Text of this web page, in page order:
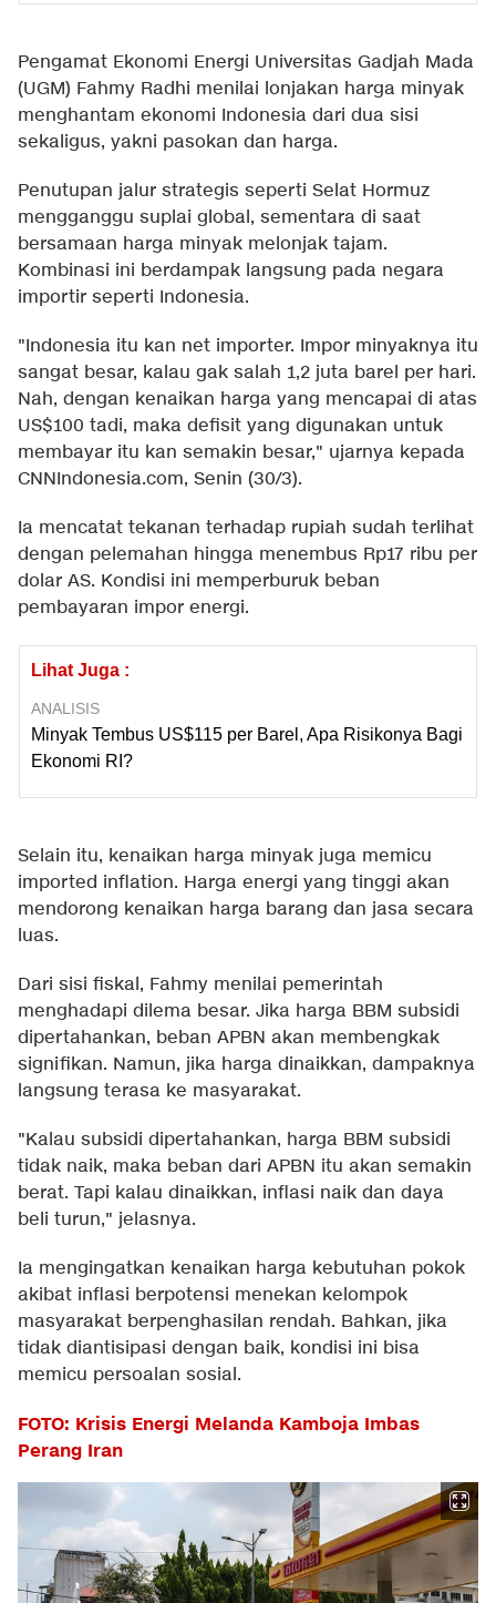
Pengamat Ekonomi Energi Universitas Gadjah Mada
(UGM) Fahmy Radhi menilai lonjakan harga minyak
menghantam ekonomi Indonesia dari dua sisi
sekaligus, yakni pasokan dan harga.
Penutupan jalur strategis seperti Selat Hormuz
mengganggu suplai global, sementara di saat
bersamaan harga minyak melonjak tajam.
Kombinasi ini berdampak langsung pada negara
importir seperti Indonesia.
"Indonesia itu kan net importer. Impor minyaknya itu
sangat besar, kalau gak salah 1,2 juta barel per hari.
Nah, dengan kenaikan harga yang mencapai di atas
US$100 tadi, maka defisit yang digunakan untuk
membayar itu kan semakin besar," ujarnya kepada
CNNIndonesia.com, Senin (30/3).
Ia mencatat tekanan terhadap rupiah sudah terlihat
dengan pelemahan hingga menembus Rp17 ribu per
dolar AS. Kondisi ini memperburuk beban
pembayaran impor energi.
Lihat Juga :
ANALISIS
Minyak Tembus US$115 per Barel, Apa Risikonya Bagi
Ekonomi RI?
Selain itu, kenaikan harga minyak juga memicu
imported inflation. Harga energi yang tinggi akan
mendorong kenaikan harga barang dan jasa secara
luas.
Dari sisi fiskal, Fahmy menilai pemerintah
menghadapi dilema besar. Jika harga BBM subsidi
dipertahankan, beban APBN akan membengkak
signifikan. Namun, jika harga dinaikkan, dampaknya
langsung terasa ke masyarakat.
"Kalau subsidi dipertahankan, harga BBM subsidi
tidak naik, maka beban dari APBN itu akan semakin
berat. Tapi kalau dinaikkan, inflasi naik dan daya
beli turun," jelasnya.
Ia mengingatkan kenaikan harga kebutuhan pokok
akibat inflasi berpotensi menekan kelompok
masyarakat berpenghasilan rendah. Bahkan, jika
tidak diantisipasi dengan baik, kondisi ini bisa
memicu persoalan sosial.
FOTO: Krisis Energi Melanda Kamboja Imbas
Perang Iran